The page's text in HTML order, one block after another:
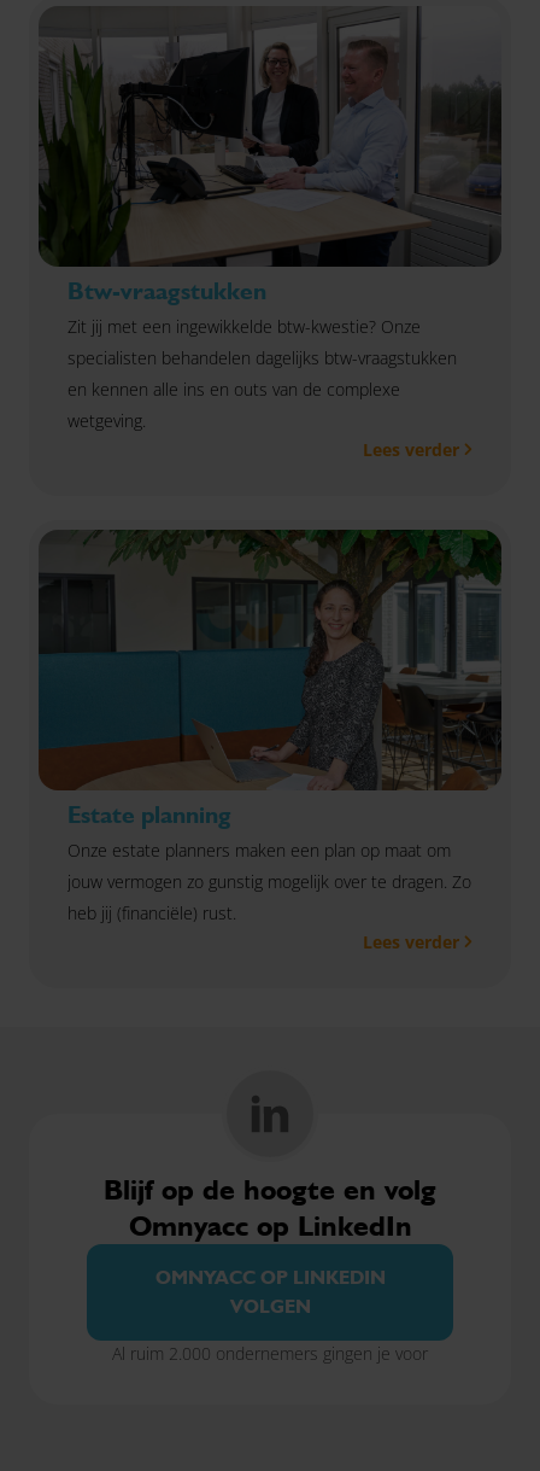
Btw-vraagstukken
Zit jij met een ingewikkelde btw-kwestie? Onze
specialisten behandelen dagelijks btw-vraagstukken
en kennen alle ins en outs van de complexe
wetgeving.
Lees verder
Estate planning
Onze estate planners maken een plan op maat om
jouw vermogen zo gunstig mogelijk over te dragen. Zo
heb jij (financiële) rust.
Lees verder
Blijf op de hoogte en volg
Omnyacc op LinkedIn
OMNYACC OP LINKEDIN
VOLGEN
Al ruim 2.000 ondernemers gingen je voor